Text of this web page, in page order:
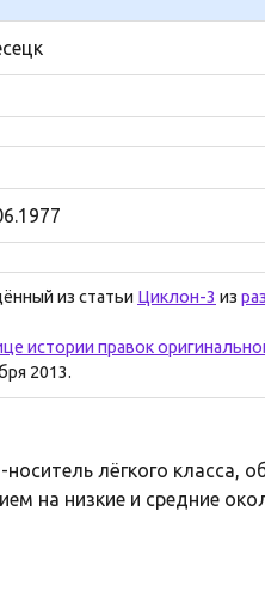
из статьи Циклон-3 из
истории правок
2013.
лёгкого класса,
на низкие и средние